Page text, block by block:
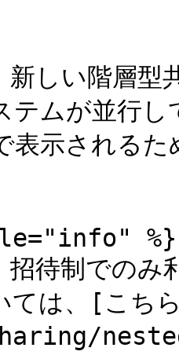
新しい階層型
テムが並行
表示される
%}
招待制でのみ
ては、[こ